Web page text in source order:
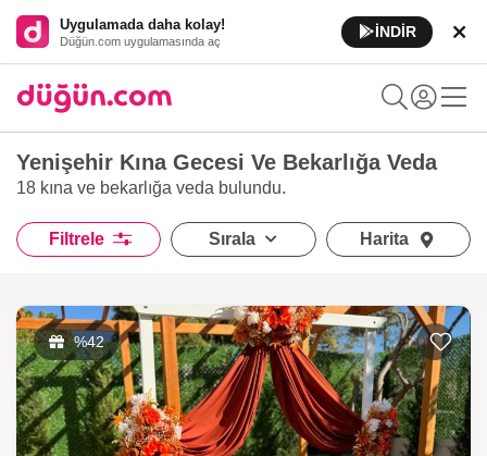
Uygulamada daha kolay!
Düğün.com uygulamasında aç
İNDİR
Yenişehir Kına Gecesi Ve Bekarlığa Veda
18 kına ve bekarlığa veda bulundu.
Filtrele Sırala Harita
%42